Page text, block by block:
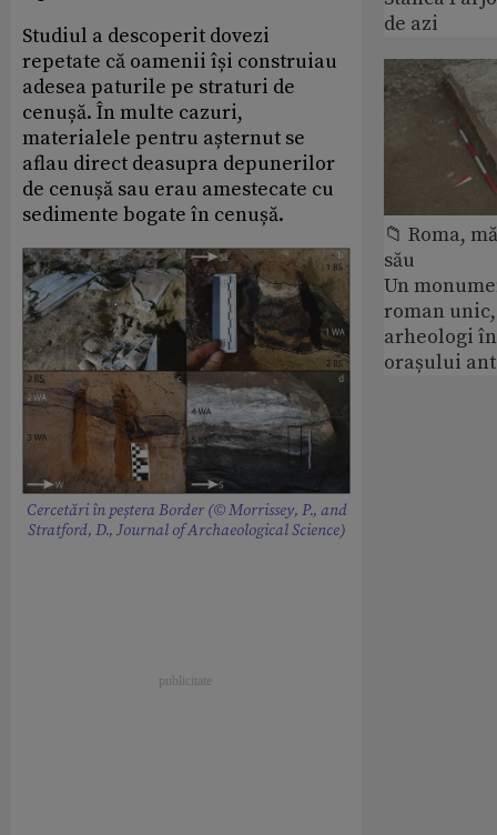
Studiul a descoperit dovezi
repetate că oamenii își construiau
adesea paturile pe straturi de
cenușă. În multe cazuri,
materialele pentru așternut se
aflau direct deasupra depunerilor
de cenușă sau erau amestecate cu
sedimente bogate în cenușă.
Cercetări în peștera Border (© Morrissey, P., and
Stratford, D., Journal of Archaeological Science)
de azi
📁 Roma,
său
Un
roman
arheologi
orașului